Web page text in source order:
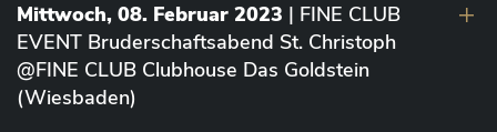
Mittwoch, 08. Februar 2023 | FINE CLUB
EVENT Bruderschaftsabend St. Christoph
@FINE CLUB Clubhouse Das Goldstein
(Wiesbaden)